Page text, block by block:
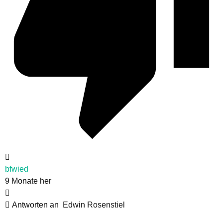
bfwied
9 Monate her
Antworten an
Edwin Rosenstiel